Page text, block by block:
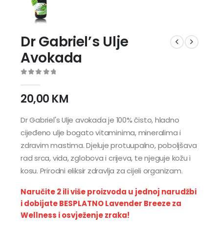
Dr Gabriel’s Ulje
Avokada
20,00 KM
Dr Gabriel's Ulje avokada je 100% čisto, hladno
cijeđeno ulje bogato vitaminima, mineralima i
zdravim mastima. Djeluje protuupalno, poboljšava
rad srca, vida, zglobova i crijeva, te njeguje kožu i
kosu. Prirodni eliksir zdravlja za cijeli organizam.
Naručite 2 ili više proizvoda u jednoj narudžbi
i dobijate BESPLATNO Lavender Breeze za
Wellness i osvježenje zraka!